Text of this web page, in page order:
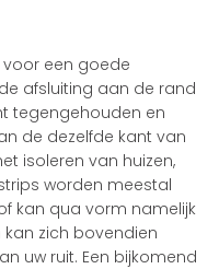
voor een goede
afsluiting aan de rand
tegengehouden en
de dezelfde kant van
isoleren van huizen,
worden meestal
kan qua vorm namelijk
zich bovendien
uw ruit. Een bijkomend